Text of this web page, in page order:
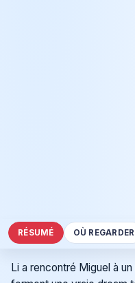
RÉSUMÉ OÙ REGARDER
Li a rencontré Miguel à